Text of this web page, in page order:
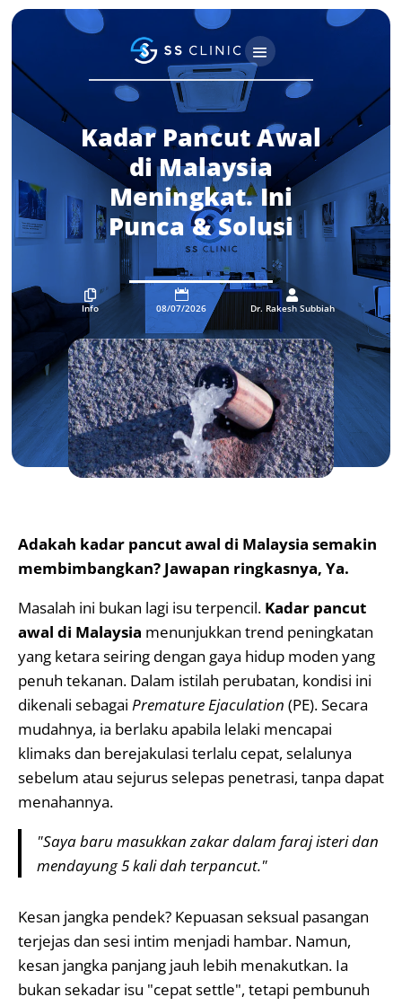
Kadar Pancut Awal
di Malaysia
Meningkat. Ini
Punca & Solusi

Info

08/07/2026

Dr. Rakesh Subbiah
Adakah kadar pancut awal di Malaysia semakin
membimbangkan? Jawapan ringkasnya, Ya.
Masalah ini bukan lagi isu terpencil. Kadar pancut
awal di Malaysia menunjukkan trend peningkatan
yang ketara seiring dengan gaya hidup moden yang
penuh tekanan. Dalam istilah perubatan, kondisi ini
dikenali sebagai Premature Ejaculation (PE). Secara
mudahnya, ia berlaku apabila lelaki mencapai
klimaks dan berejakulasi terlalu cepat, selalunya
sebelum atau sejurus selepas penetrasi, tanpa dapat
menahannya.
"Saya baru masukkan zakar dalam faraj isteri dan
mendayung 5 kali dah terpancut."
Kesan jangka pendek? Kepuasan seksual pasangan
terjejas dan sesi intim menjadi hambar. Namun,
kesan jangka panjang jauh lebih menakutkan. Ia
bukan sekadar isu "cepat settle", tetapi pembunuh